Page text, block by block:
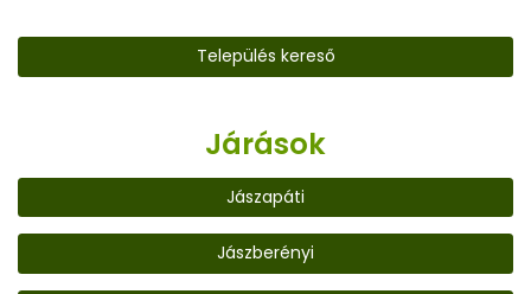
Település kereső
Járások
Jászapáti
Jászberényi